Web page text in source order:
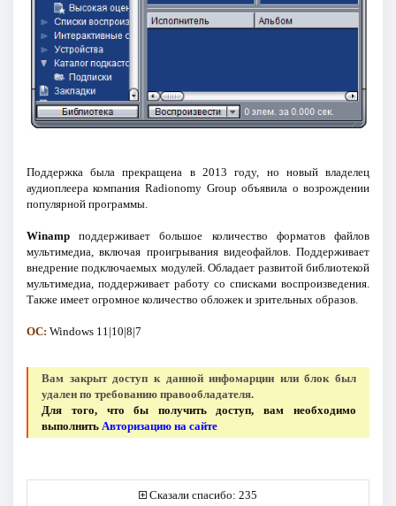
Поддержка была прекращена в 2013 году, но новый владелец
аудиоплеера компания Radionomy Group объявила о возрождении
популярной программы.
Winampподдерживает большое количество форматов файлов
мультимедиа, включая проигрывания видеофайлов. Поддерживает
внедрение подключаемых модулей. Обладает развитой библиотекой
мультимедиа, поддерживает работу со списками воспроизведения.
Также имеет огромное количество обложек и зрительных образов.
ОС: Windows 11|10|8|7
Вам закрыт доступ к данной инфомарции или блок был
удален по требованию правообладателя.
Для того, что бы получить доступ, вам необходимо
выполнить Авторизацию на сайте
Сказали спасибо: 235